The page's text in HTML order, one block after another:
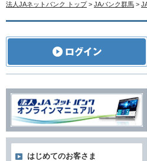
法人JAネットバンク トップ > JAバンク群馬 >
はじめてのお客さま